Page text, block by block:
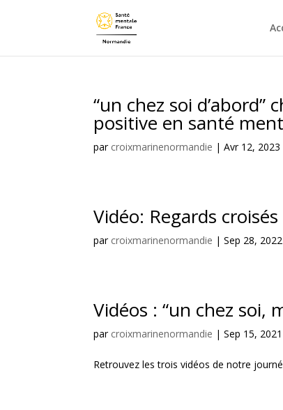
“un chez soi
positive en santé
par croixmarinenormandie |Avr 12, 2023
Vidéo: Regards
par croixmarinenormandie |Sep 28, 2022
Vidéos : “un chez soi,
par croixmarinenormandie |Sep 15, 2021
Retrouvez les trois vidéos de notre